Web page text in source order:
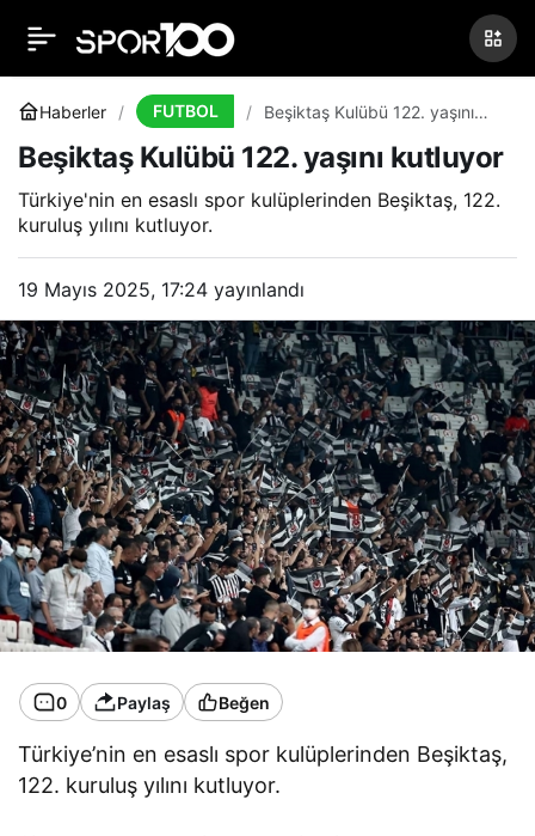
Haberler FUTBOL
Beşiktaş Kulübü 122. yaşını
Beşiktaş Kulübü 122. yaşını kutluyor
Türkiye'nin en esaslı spor kulüplerinden Beşiktaş, 122.
kuruluş yılını kutluyor.
19 Mayıs 2025, 17:24 yayınlandı
0 Paylaş Beğen
Türkiye’nin en esaslı spor kulüplerinden Beşiktaş,
122. kuruluş yılını kutluyor.
Beşiktaş Kulübü 122.
yaşını kutluyor